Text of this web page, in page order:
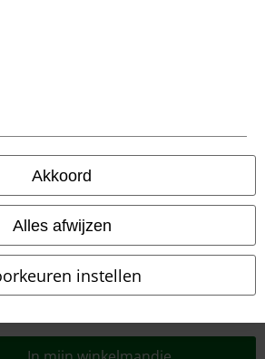
Akkoord
Alles afwijzen
instellen
BTW
BV